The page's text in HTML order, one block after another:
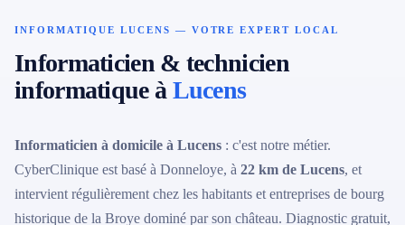
INFORMATIQUE LUCENS — VOTRE EXPERT LOCAL
Informaticien & technicien
informatique à Lucens
Informaticien à domicile à Lucens : c'est notre métier.
CyberClinique est basé à Donneloye, à 22 km de Lucens, et
intervient régulièrement chez les habitants et entreprises de bourg
historique de la Broye dominé par son château. Diagnostic gratuit,